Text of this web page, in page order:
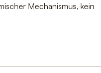
Mechanismus, kein